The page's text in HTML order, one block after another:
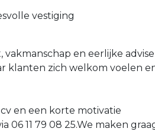
vestiging
vakmanschap en eerlijke
klanten zich welkom voelen
en een korte motivatie
06 11 79 08 25.We maken